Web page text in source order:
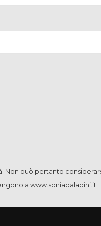
Non può pertanto
a www.soniapaladini.it